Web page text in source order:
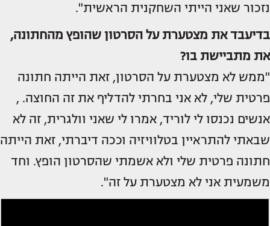
נזכור שאני הייתי השחקנית הראשית".
בדיעבד את מצטערת על הסרטון שהופץ מהחתונה,
את מתביישת בו?
"ממש לא מצטערת על הסרטון, זאת הייתה חתונה
פרטית שלי, לא אני בחרתי להדליף את זה החוצה. ,
אנשים נכנסו לי לוריד, אמרו לי שאני וולגרית, זה לא
שבאתי להתראיין בטלוויזיה וככה דיברתי, זאת הייתה
חתונה פרטית שלי ולא אשמתי שהסרטון הופץ. וחד
משמעית אני לא מצטערת על זה".